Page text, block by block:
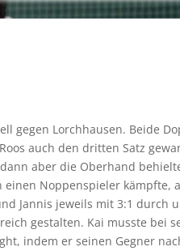
gegen Lorchhausen. Beide
auch den dritten Satz
aber die Oberhand
Noppenspieler kämpfte,
Jannis jeweils mit 3:1 durch
gestalten. Kai musste bei
indem er seinen Gegner